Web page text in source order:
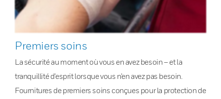
Premiers soins
La sécurité au moment où vous en avez besoin – et la
tranquillité d’esprit lorsque vous n’en avez pas besoin.
Fournitures de premiers soins conçues pour la protection de